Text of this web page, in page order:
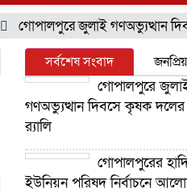
গোপালপুরে জুলাই গণঅভ্যুত্থান দিবসে
সর্বশেষ সংবাদ
গোপালপুরে
গণঅভ্যুত্থান দিবসে কৃষক
র‍্যালি
গোপালপুরের
ইউনিয়ন পরিষদ নির্বাচনে